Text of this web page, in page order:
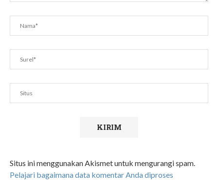
Situs ini menggunakan Akismet untuk mengurangi spam.
Pelajari bagaimana data komentar Anda diproses